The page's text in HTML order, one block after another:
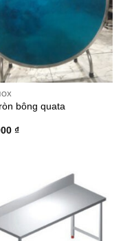
bông quata
₫